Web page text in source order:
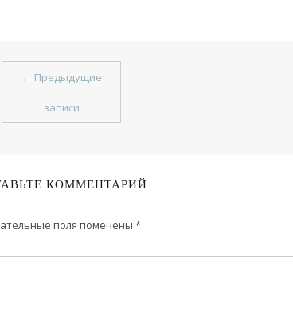
← Предыдущие
записи
КОММЕНТАРИЙ
поля помечены *